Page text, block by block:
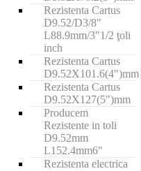
Rezistenta Cartus
D9.52/D3/8"
L88.9mm/3"1/2 ţoli
inch
Rezistenta Cartus
D9.52X101.6(4")mm
Rezistenta Cartus
D9.52X127(5")mm
Producem
Rezistente in toli
D9.52mm
L152.4mm6"
Rezistenta electrica